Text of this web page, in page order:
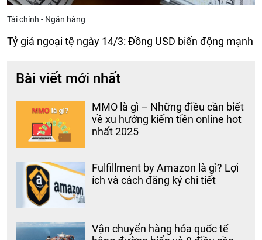
Tài chính - Ngân hàng
Tỷ giá ngoại tệ ngày 14/3: Đồng USD biến động mạnh
Bài viết mới nhất
MMO là gì – Những điều cần biết
về xu hướng kiếm tiền online hot
nhất 2025
Fulfillment by Amazon là gì? Lợi
ích và cách đăng ký chi tiết
Vận chuyển hàng hóa quốc tế